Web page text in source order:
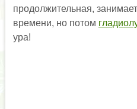
продолжительная,
времени, но потом
ура!